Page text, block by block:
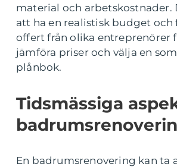
material och arbetskostnader.
att ha en realistisk budget och
offert från olika entreprenörer
jämföra priser och välja en
plånbok.
Tidsmässiga
En badrumsrenovering kan ta